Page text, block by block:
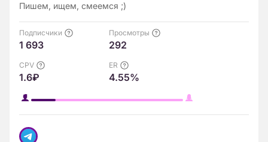
Пишем, ищем, смеемся ;)
Подписчики
1 693
Просмотры
292
CPV
1.6₽
ER
4.55%